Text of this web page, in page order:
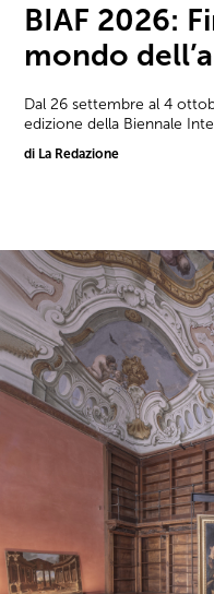
BIAF 2026:
mondo
Dal 26 settembre al 4
edizione della Biennale
di La Redazione